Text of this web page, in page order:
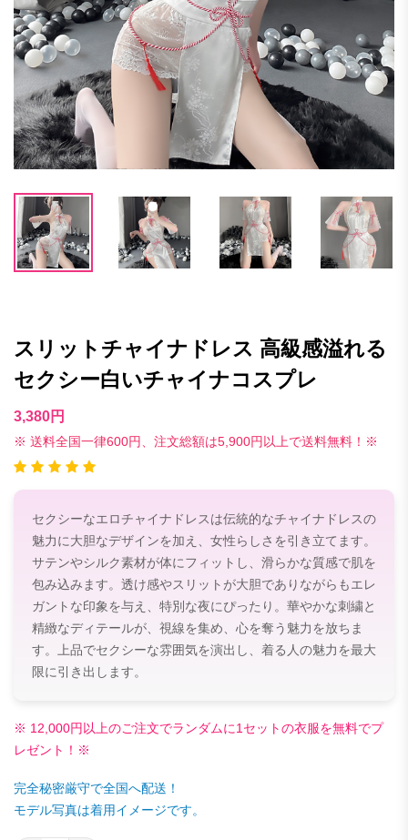
スリットチャイナドレス 高級感溢れる
セクシー白いチャイナコスプレ
3,380円
※ 送料全国一律600円、注文総額は5,900円以上で送料無料！※
セクシーなエロチャイナドレスは伝統的なチャイナドレスの
魅力に大胆なデザインを加え、女性らしさを引き立てます。
サテンやシルク素材が体にフィットし、滑らかな質感で肌を
包み込みます。透け感やスリットが大胆でありながらもエレ
ガントな印象を与え、特別な夜にぴったり。華やかな刺繍と
精緻なディテールが、視線を集め、心を奪う魅力を放ちま
す。上品でセクシーな雰囲気を演出し、着る人の魅力を最大
限に引き出します。
※ 12,000円以上のご注文でランダムに1セットの衣服を無料でプ
レゼント！※
完全秘密厳守で全国へ配送！
モデル写真は着用イメージです。